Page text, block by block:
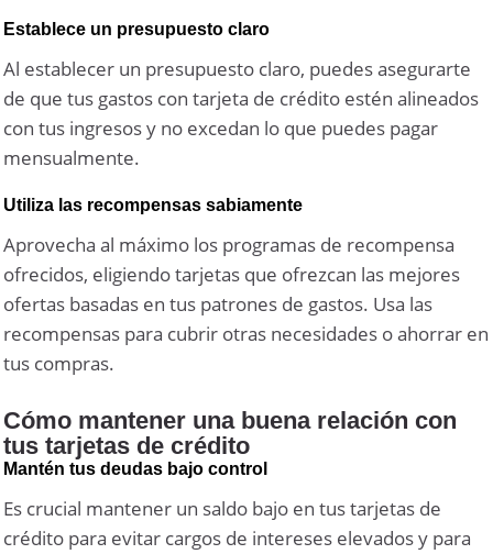
Establece un presupuesto claro
Al establecer un presupuesto claro, puedes asegurarte
de que tus gastos con tarjeta de crédito estén alineados
con tus ingresos y no excedan lo que puedes pagar
mensualmente.
Utiliza las recompensas sabiamente
Aprovecha al máximo los programas de recompensa
ofrecidos, eligiendo tarjetas que ofrezcan las mejores
ofertas basadas en tus patrones de gastos. Usa las
recompensas para cubrir otras necesidades o ahorrar en
tus compras.
Cómo mantener una buena relación con
tus tarjetas de crédito
Mantén tus deudas bajo control
Es crucial mantener un saldo bajo en tus tarjetas de
crédito para evitar cargos de intereses elevados y para